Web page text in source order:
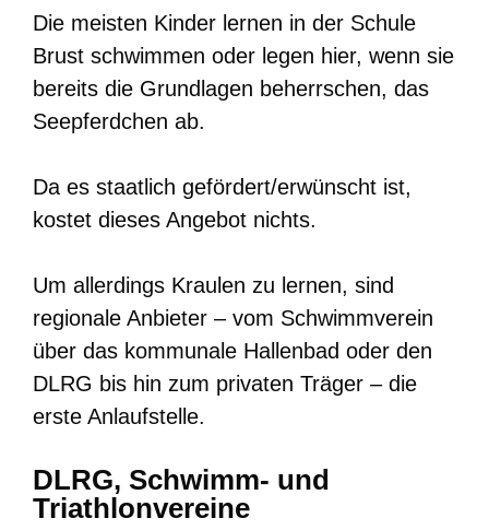
Die meisten Kinder lernen in der Schule
Brust schwimmen oder legen hier, wenn sie
bereits die Grundlagen beherrschen, das
Seepferdchen ab.
Da es staatlich gefördert/erwünscht ist,
kostet dieses Angebot nichts.
Um allerdings Kraulen zu lernen, sind
regionale Anbieter – vom Schwimmverein
über das kommunale Hallenbad oder den
DLRG bis hin zum privaten Träger – die
erste Anlaufstelle.
DLRG, Schwimm- und
Triathlonvereine